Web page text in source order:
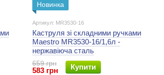
Новинка
Артикул: MR3530-16
Каструля зі складними ручками
Maestro MR3530-16/1,6л -
нержавіюча сталь
659 грн
583 грн Купити